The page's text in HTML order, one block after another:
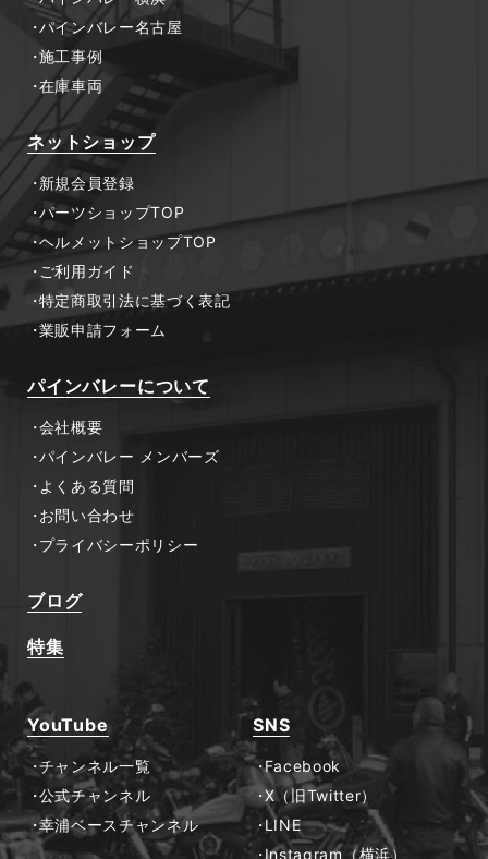
パインバレー名古屋
施工事例
在庫車両
ネットショップ
新規会員登録
パーツショップTOP
ヘルメットショップTOP
ご利用ガイド
特定商取引法に基づく表記
業販申請フォーム
パインバレーについて
会社概要
パインバレー メンバーズ
よくある質問
お問い合わせ
プライバシーポリシー
ブログ
特集
YouTube
チャンネル一覧
公式チャンネル
幸浦ベースチャンネル
SNS
Facebook
X（旧Twitter）
LINE
Instagram（横浜）